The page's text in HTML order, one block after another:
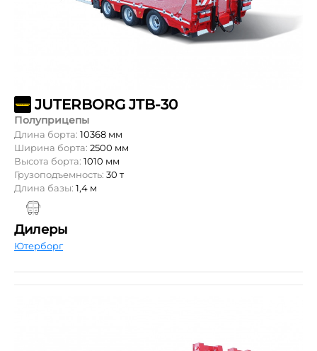
JUTERBORG JTB-30
Полуприцепы
Длина борта: 10368 мм
Ширина борта: 2500 мм
Высота борта: 1010 мм
Грузоподъемность: 30 т
Длина базы: 1,4 м
Дилеры
Ютерборг